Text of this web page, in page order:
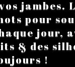
jambes.
pour
jour,
& des
!